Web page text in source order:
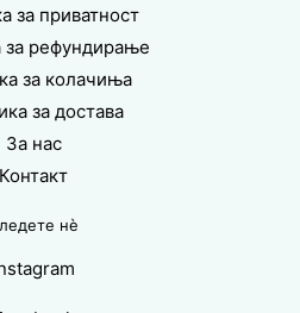
за приватност
за рефундирање
за колачиња
за достава
За нас
Контакт
нè